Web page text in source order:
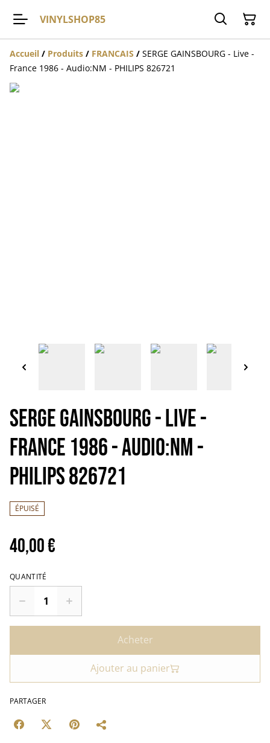
VINYLSHOP85
Accueil / Produits / FRANCAIS / SERGE GAINSBOURG - Live -
France 1986 - Audio:NM - PHILIPS 826721
SERGE GAINSBOURG - Live -
France 1986 - Audio:NM -
PHILIPS 826721
ÉPUISÉ
40,00 €
QUANTITÉ
Acheter
Ajouter au panier
PARTAGER